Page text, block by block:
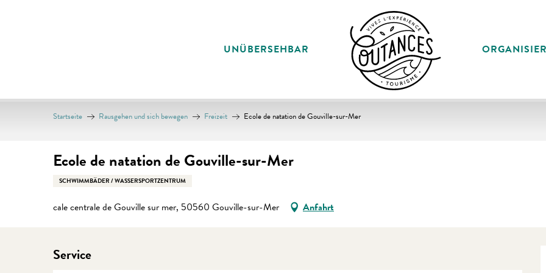
UNÜBERSEHBAR
Startseite Rausgehen und sich bewegen Freizeit Ecole de natation de Gouville-sur-Mer
Ecole de natation de Gouville-sur-Mer
SCHWIMMBÄDER / WASSERSPORTZENTRUM
cale centrale de Gouville sur mer, 50560 Gouville-sur-Mer Anfahrt
Service